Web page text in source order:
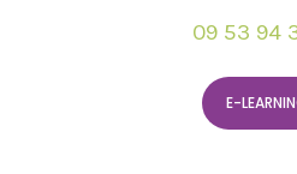
09 53 94
E-